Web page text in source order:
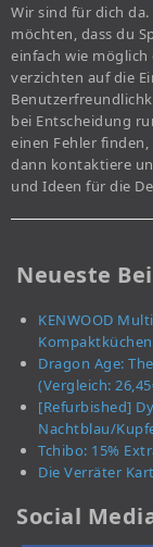
Wir sind für dich
möchten, dass du
einfach wie möglich
verzichten auf die
bei Entscheidung
einen Fehler
dann kontaktiere
und Ideen für die
Neueste
KENWOOD
Dragon Age:
(Vergleich:
[Refurbished]
Nachtblau/
Tchibo: 15%
Die Verräter
Social